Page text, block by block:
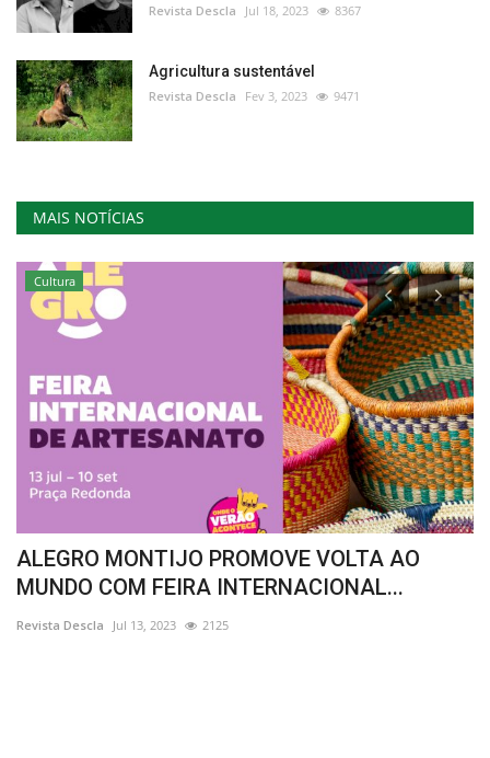
Revista Descla Jul 18, 2023 8367
Agricultura sustentável
Revista Descla Fev 3, 2023 9471
MAIS NOTÍCIAS
Cultura
ALEGRO MONTIJO PROMOVE VOLTA AO
MUNDO COM FEIRA INTERNACIONAL...
Revista Descla Jul 13, 2023 2125